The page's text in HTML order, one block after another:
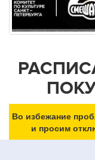
Во избежание
и просим